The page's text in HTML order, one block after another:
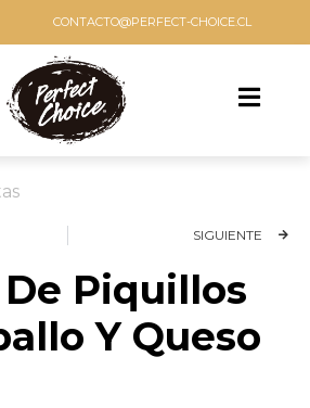
CONTACTO@PERFECT-CHOICE.CL
SIGUIENTE
Piquillos
Y Queso